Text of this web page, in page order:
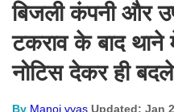
बिजली कंपनी और
टकराव के बाद
नोटिस देकर ही
By Manoj vyas Updated: Jan